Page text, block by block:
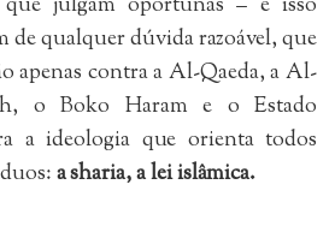
que julgam oportunas – e isso
de qualquer dúvida razoável, que
apenas contra a Al-Qaeda, a Al-
o Boko Haram e o Estado
a ideologia que orienta todos
a sharia, a lei islâmica.